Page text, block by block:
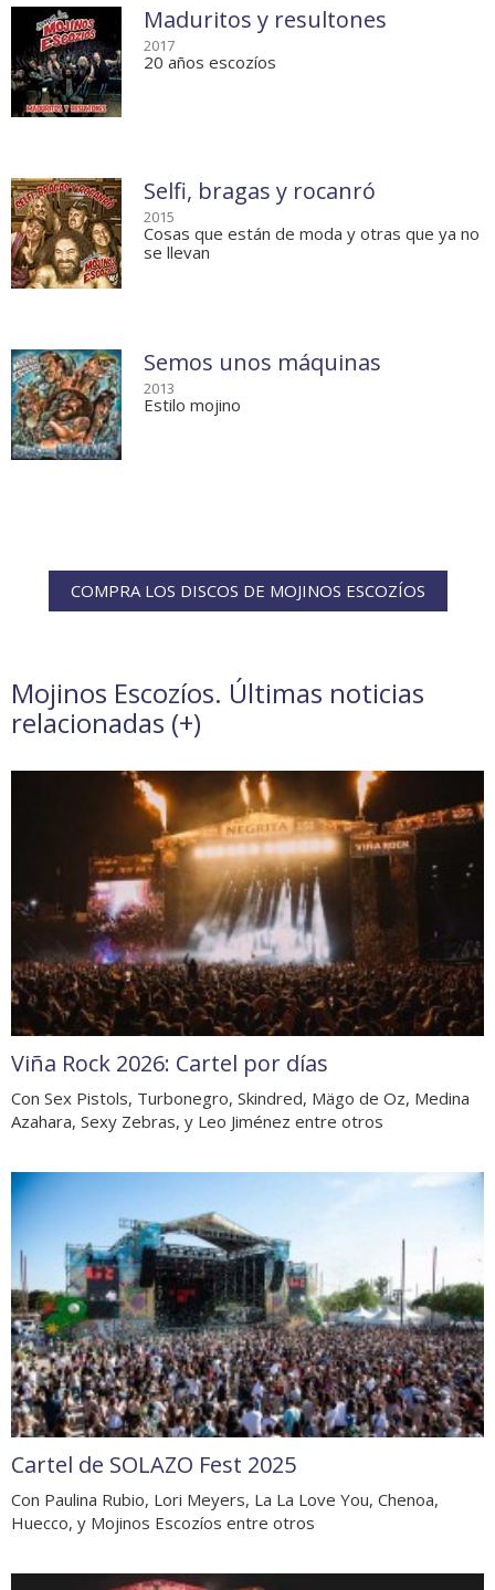
Maduritos y resultones
2017
20 años escozíos
Selfi, bragas y rocanró
2015
Cosas que están de moda y otras que ya no
se llevan
Semos unos máquinas
2013
Estilo mojino
COMPRA LOS DISCOS DE MOJINOS ESCOZÍOS
Mojinos Escozíos. Últimas noticias
relacionadas (+)
Viña Rock 2026: Cartel por días
Con Sex Pistols, Turbonegro, Skindred, Mägo de Oz, Medina
Azahara, Sexy Zebras, y Leo Jiménez entre otros
Cartel de SOLAZO Fest 2025
Con Paulina Rubio, Lori Meyers, La La Love You, Chenoa,
Huecco, y Mojinos Escozíos entre otros